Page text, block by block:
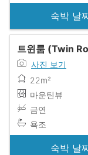
숙박 날
트윈룸 (Twin
사진 보기
22m²
마운틴뷰
금연
욕조
숙박 날